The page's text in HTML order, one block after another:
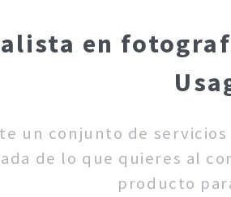
en
un conjunto de
de lo que quieres al
producto